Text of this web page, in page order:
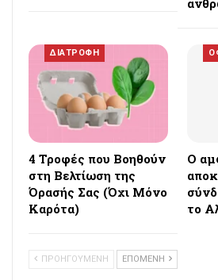
ΔΙΑΤΡΟΦΗ
4 Τροφές που Βοηθούν
στη Βελτίωση της
Όρασής Σας (Όχι Μόνο
Καρότα)
Ο
το
ΠΡΟΗΓΟΥΜΕΝΗ ΕΠΟΜΕΝΗ